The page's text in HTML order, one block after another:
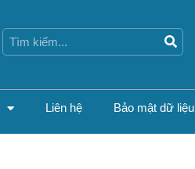
Liên hệ Bảo mật dữ liệu